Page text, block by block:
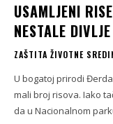
USAMLJENI
NESTALE
ZAŠTITA ŽIVOTNE
U bogatoj prirodi
mali broj risova. Iako
da u Nacionalnom